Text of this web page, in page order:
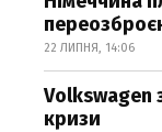
22 ЛИПНЯ, 14:06
Volkswagen
кризи